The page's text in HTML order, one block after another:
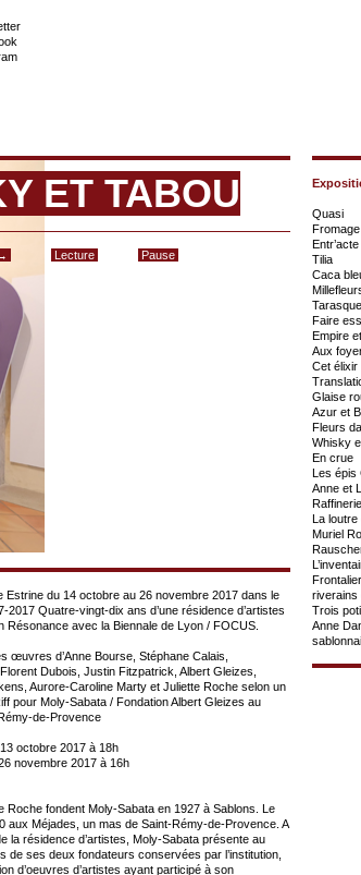
ET TABOU
Lecture Pause
Estrine du 14 octobre au 26 novembre 2017 dans le
2017 Quatre-vingt-dix ans d’une résidence d’artistes
Résonance avec la Biennale de Lyon / FOCUS.
œuvres d’Anne Bourse, Stéphane Calais,
Dubois, Justin Fitzpatrick, Albert Gleizes,
Aurore-Caroline Marty et Juliette Roche selon un
pour Moly-Sabata / Fondation Albert Gleizes au
de-Provence
octobre 2017 à 18h
novembre 2017 à 16h
Roche fondent Moly-Sabata en 1927 à Sablons. Le
aux Méjades, un mas de Saint-Rémy-de-Provence. A
la résidence d’artistes, Moly-Sabata présente au
de ses deux fondateurs conservées par l’institution,
d’oeuvres d’artistes ayant participé à son
Quasi
Entr’acte
Tilia
Caca
Faire
Empire
Aux
Cet élixir
Glaise
Azur et
Fleurs
Whisky
En crue
Les épis
Anne et
La loutre
Muriel
riverains
Trois
Anne